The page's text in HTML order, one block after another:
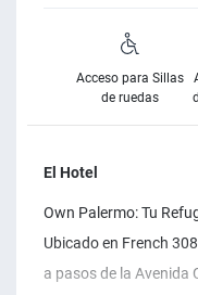
Acceso para Sillas
de ruedas
El Hotel
Own Palermo: Tu
Ubicado en French
a pasos de la Avenida